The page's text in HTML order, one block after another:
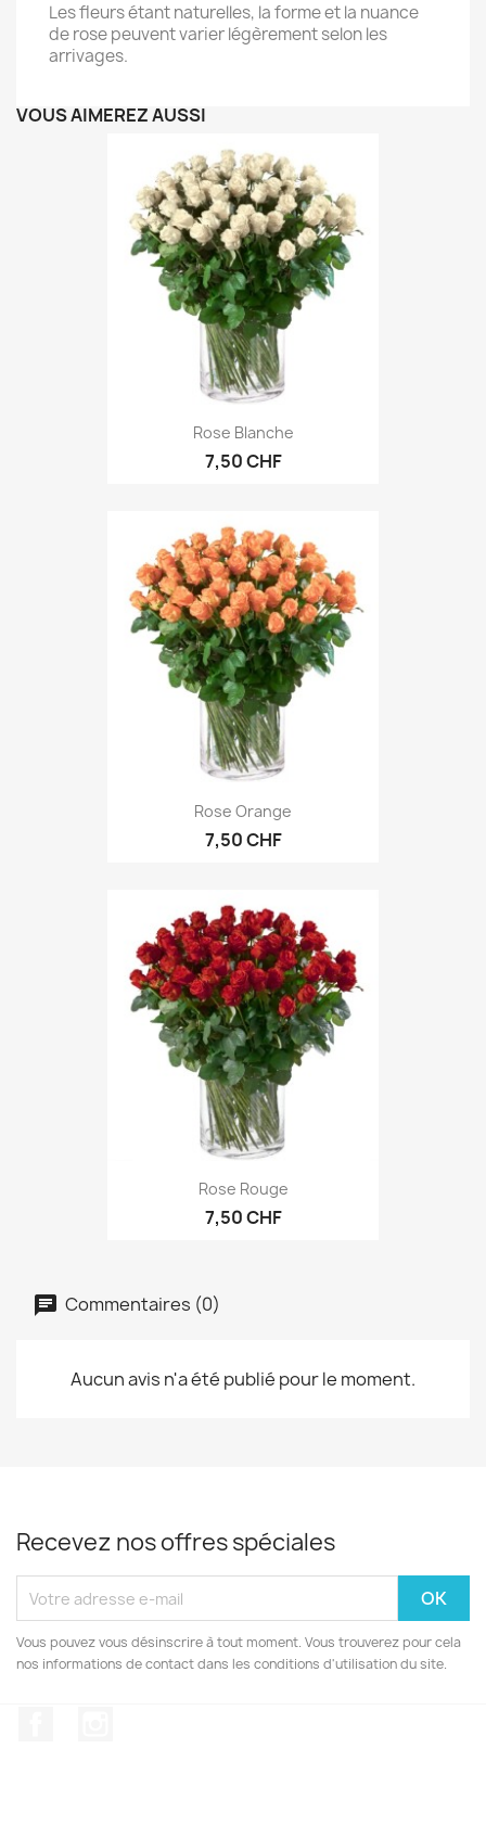
Les fleurs étant naturelles, la forme et la nuance
de rose peuvent varier légèrement selon les
arrivages.
VOUS AIMEREZ AUSSI
Rose Blanche
7,50 CHF
Rose Orange
7,50 CHF
Rose Rouge
7,50 CHF
Commentaires (0)
Aucun avis n'a été publié pour le moment.
Recevez nos offres spéciales
Vous pouvez vous désinscrire à tout moment. Vous trouverez pour cela
nos informations de contact dans les conditions d'utilisation du site.